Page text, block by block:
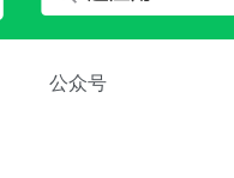
公众号